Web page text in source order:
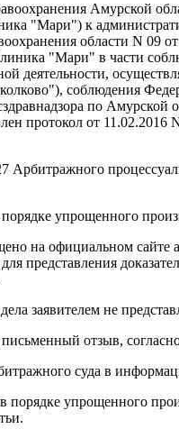
Амурской
"Мари") к
области N
"Мари" в части
деятельности,
соблюдения
по
протокол от
Арбитражного
упрощенного
на официальном
представления
заявителем не
отзыв,
суда в
упрощенного